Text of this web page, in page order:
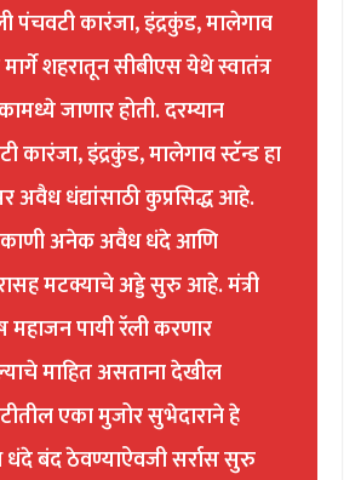
पंचवटी कारंजा, इंद्रकुंड, मालेगाव
शहरातून सीबीएस येथे स्वातंत्र
जाणार होती. दरम्यान
कारंजा, इंद्रकुंड, मालेगाव स्टॅन्ड हा
अवैध धंद्यांसाठी कुप्रसिद्ध आहे.
अनेक अवैध धंदे आणि
मटक्याचे अड्डे सुरु आहे. मंत्री
महाजन पायी रॅली करणार
माहित असताना देखील
एका मुजोर सुभेदाराने हे
बंद ठेवण्याऐवजी सर्रास सुरु